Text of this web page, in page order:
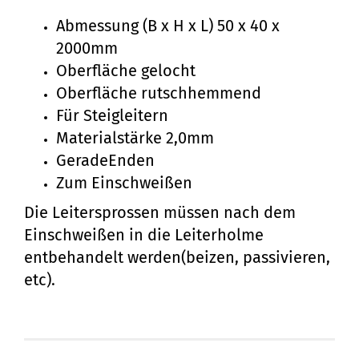
Abmessung (B x H x L) 50 x 40 x
2000mm
Oberfläche gelocht
Oberfläche rutschhemmend
Für Steigleitern
Materialstärke 2,0mm
GeradeEnden
Zum Einschweißen
Die Leitersprossen müssen nach dem
Einschweißen in die Leiterholme
entbehandelt werden(beizen, passivieren,
etc).